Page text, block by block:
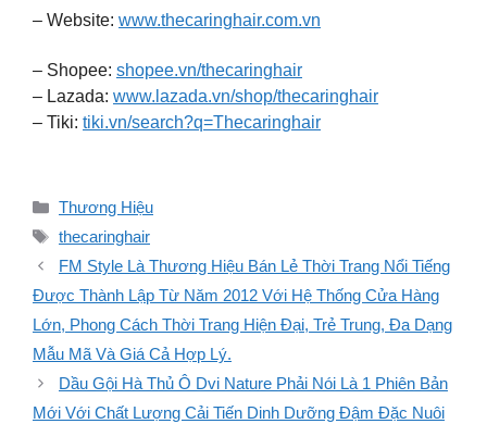
– Website: www.thecaringhair.com.vn
– Shopee: shopee.vn/thecaringhair
– Lazada: www.lazada.vn/shop/thecaringhair
– Tiki: tiki.vn/search?q=Thecaringhair
Danh
mục
Thương Hiệu
Thẻ
thecaringhair
FM Style Là Thương Hiệu Bán Lẻ Thời Trang Nổi Tiếng
Được Thành Lập Từ Năm 2012 Với Hệ Thống Cửa Hàng
Lớn, Phong Cách Thời Trang Hiện Đại, Trẻ Trung, Đa Dạng
Mẫu Mã Và Giá Cả Hợp Lý.
Dầu Gội Hà Thủ Ô Dvi Nature Phải Nói Là 1 Phiên Bản
Mới Với Chất Lượng Cải Tiến Dinh Dưỡng Đậm Đặc Nuôi